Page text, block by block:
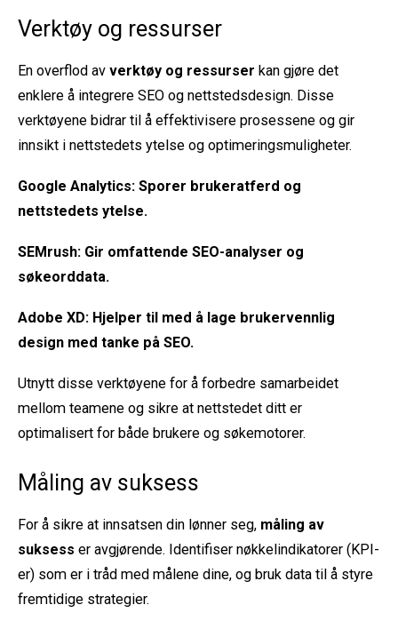
Verktøy og ressurser
En overflod av verktøy og ressurser kan gjøre det
enklere å integrere SEO og nettstedsdesign. Disse
verktøyene bidrar til å effektivisere prosessene og gir
innsikt i nettstedets ytelse og optimeringsmuligheter.
Google Analytics: Sporer brukeratferd og
nettstedets ytelse.
SEMrush: Gir omfattende SEO-analyser og
søkeorddata.
Adobe XD: Hjelper til med å lage brukervennlig
design med tanke på SEO.
Utnytt disse verktøyene for å forbedre samarbeidet
mellom teamene og sikre at nettstedet ditt er
optimalisert for både brukere og søkemotorer.
Måling av suksess
For å sikre at innsatsen din lønner seg, måling av
suksess er avgjørende. Identifiser nøkkelindikatorer (KPI-
er) som er i tråd med målene dine, og bruk data til å styre
fremtidige strategier.